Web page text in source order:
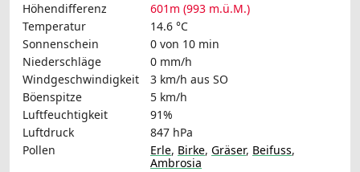
Höhendifferenz
601m (993 m.ü.M.)
Temperatur
14.6 °C
Sonnenschein
0 von 10 min
Niederschläge
0 mm/h
Windgeschwindigkeit
3 km/h aus SO
Böenspitze
5 km/h
Luftfeuchtigkeit
91%
Luftdruck
847 hPa
Pollen
Erle, Birke, Gräser, Beifuss,
Ambrosia